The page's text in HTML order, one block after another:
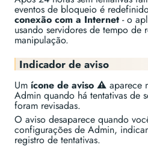
eventos de bloqueio é
conexão com a Internet - o
usando servidores de tempo de
manipulação.
Indicador de aviso
Um ícone de aviso ⚠️ aparece
Admin quando há tentativas de
foram revisadas.
O aviso desaparece quando
configurações de Admin,
registro de tentativas.